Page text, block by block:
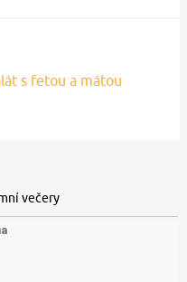
s fetou a mátou
večery